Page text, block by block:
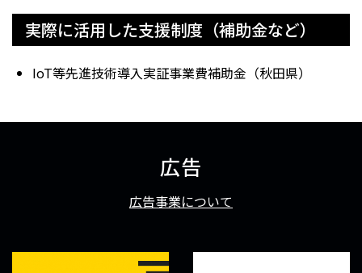
実際に活用した支援制度（補助金など）
IoT等先進技術導入実証事業費補助金（秋田県）
広告
広告事業について